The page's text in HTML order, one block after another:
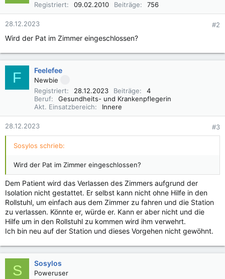
Registriert
09.02.2010 Beiträge 756
28.12.2023 #2
Wird der Pat im Zimmer eingeschlossen?
F Feelefee
Newbie
Registriert
28.12.2023 Beiträge
4
Beruf
Gesundheits- und Krankenpflegerin
Akt. Einsatzbereich
Innere
28.12.2023 #3
Sosylos schrieb:
Wird der Pat im Zimmer eingeschlossen?
Dem Patient wird das Verlassen des Zimmers aufgrund der
Isolation nicht gestattet. Er selbst kann nicht ohne Hilfe in den
Rollstuhl, um einfach aus dem Zimmer zu fahren und die Station
zu verlassen. Könnte er, würde er. Kann er aber nicht und die
Hilfe um in den Rollstuhl zu kommen wird ihm verwehrt.
Ich bin neu auf der Station und dieses Vorgehen nicht gewöhnt.
S Sosylos
Poweruser